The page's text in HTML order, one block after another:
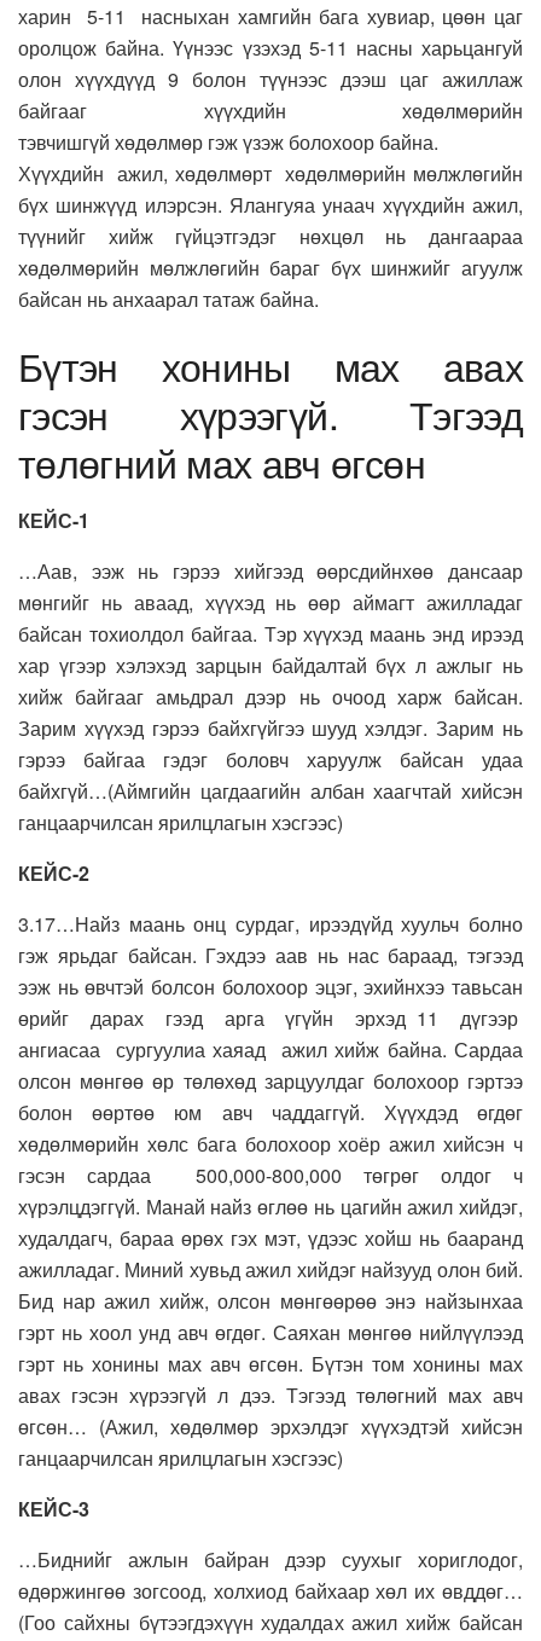
харин 5-11 насныхан хамгийн бага хувиар, цөөн цаг
оролцож байна. Үүнээс үзэхэд 5-11 насны харьцангуй
олон хүүхдүүд 9 болон түүнээс дээш цаг ажиллаж
байгааг хүүхдийн хөдөлмөрийн
тэвчишгүй хөдөлмөр гэж үзэж болохоор байна.
Хүүхдийн ажил, хөдөлмөрт хөдөлмөрийн мөлжлөгийн
бүх шинжүүд илэрсэн. Ялангуяа унаач хүүхдийн ажил,
түүнийг хийж гүйцэтгэдэг нөхцөл нь дангаараа
хөдөлмөрийн мөлжлөгийн бараг бүх шинжийг агуулж
байсан нь анхаарал татаж байна.
Бүтэн хонины мах авах
гэсэн хүрээгүй. Тэгээд
төлөгний мах авч өгсөн
КЕЙС-1
…Аав, ээж нь гэрээ хийгээд өөрсдийнхөө дансаар
мөнгийг нь аваад, хүүхэд нь өөр аймагт ажилладаг
байсан тохиолдол байгаа. Тэр хүүхэд маань энд ирээд
хар үгээр хэлэхэд зарцын байдалтай бүх л ажлыг нь
хийж байгааг амьдрал дээр нь очоод харж байсан.
Зарим хүүхэд гэрээ байхгүйгээ шууд хэлдэг. Зарим нь
гэрээ байгаа гэдэг боловч харуулж байсан удаа
байхгүй…(Аймгийн цагдаагийн албан хаагчтай хийсэн
ганцаарчилсан ярилцлагын хэсгээс)
КЕЙС-2
3.17…Найз маань онц сурдаг, ирээдүйд хуульч болно
гэж ярьдаг байсан. Гэхдээ аав нь нас бараад, тэгээд
ээж нь өвчтэй болсон болохоор эцэг, эхийнхээ тавьсан
өрийг дарах гээд арга үгүйн эрхэд 11 дүгээр
ангиасаа сургуулиа хаяад ажил хийж байна. Сардаа
олсон мөнгөө өр төлөхөд зарцуулдаг болохоор гэртээ
болон өөртөө юм авч чаддаггүй. Хүүхдэд өгдөг
хөдөлмөрийн хөлс бага болохоор хоёр ажил хийсэн ч
гэсэн сардаа 500,000-800,000 төгрөг олдог ч
хүрэлцдэггүй. Манай найз өглөө нь цагийн ажил хийдэг,
худалдагч, бараа өрөх гэх мэт, үдээс хойш нь бааранд
ажилладаг. Миний хувьд ажил хийдэг найзууд олон бий.
Бид нар ажил хийж, олсон мөнгөөрөө энэ найзынхаа
гэрт нь хоол унд авч өгдөг. Саяхан мөнгөө нийлүүлээд
гэрт нь хонины мах авч өгсөн. Бүтэн том хонины мах
авах гэсэн хүрээгүй л дээ. Тэгээд төлөгний мах авч
өгсөн… (Ажил, хөдөлмөр эрхэлдэг хүүхэдтэй хийсэн
ганцаарчилсан ярилцлагын хэсгээс)
КЕЙС-3
…Биднийг ажлын байран дээр суухыг хориглодог,
өдөржингөө зогсоод, холхиод байхаар хөл их өвддөг…
(Гоо сайхны бүтээгдэхүүн худалдах ажил хийж байсан